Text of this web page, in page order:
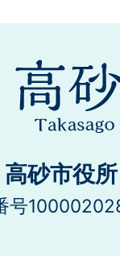
高砂市役所
号